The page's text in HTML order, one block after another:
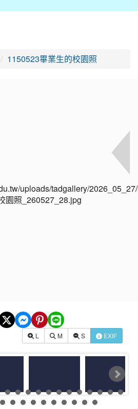
1150523畢業生的校園照
L M S EXIF